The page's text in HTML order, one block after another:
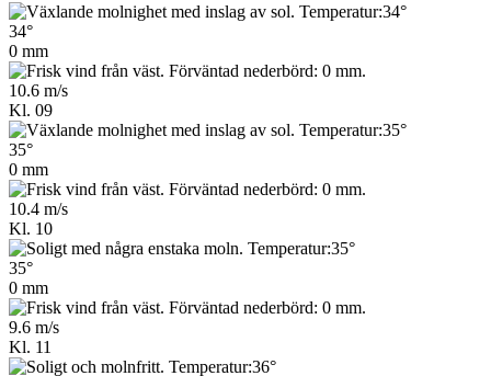
34°
0 mm
10.6 m/s
Kl. 09
35°
0 mm
10.4 m/s
Kl. 10
35°
0 mm
9.6 m/s
Kl. 11